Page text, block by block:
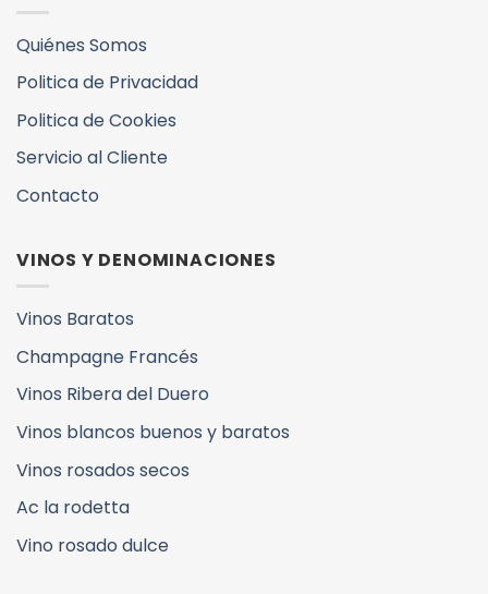
Quiénes Somos
Politica de Privacidad
Politica de Cookies
Servicio al Cliente
Contacto
VINOS Y DENOMINACIONES
Vinos Baratos
Champagne Francés
Vinos Ribera del Duero
Vinos blancos buenos y baratos
Vinos rosados secos
Ac la rodetta
Vino rosado dulce